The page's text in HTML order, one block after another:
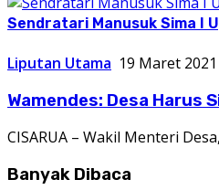
Sendratari Manusuk Sima I
Liputan Utama 19 Maret 2021
Wamendes: Desa Harus
CISARUA – Wakil Menteri
Banyak Dibaca